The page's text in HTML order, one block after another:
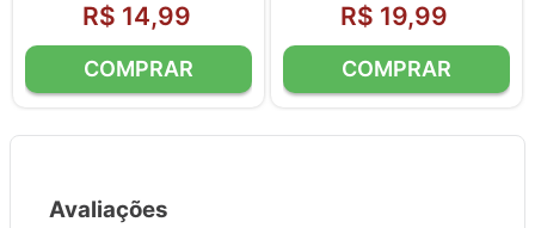
R$ 14,99 R$ 19,99
Avaliações